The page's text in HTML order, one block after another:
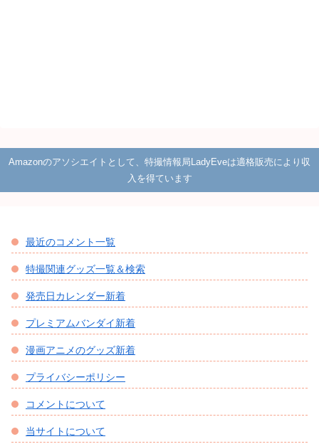
Amazonのアソシエイトとして、特撮情報局LadyEveは適格販売により収
入を得ています
最近のコメント一覧
特撮関連グッズ一覧＆検索
発売日カレンダー新着
プレミアムバンダイ新着
漫画アニメのグッズ新着
プライバシーポリシー
コメントについて
当サイトについて